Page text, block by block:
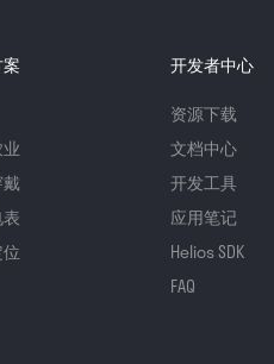
开发者中心
资源下载
文档中心
开发工具
应用笔记
Helios SDK
FAQ